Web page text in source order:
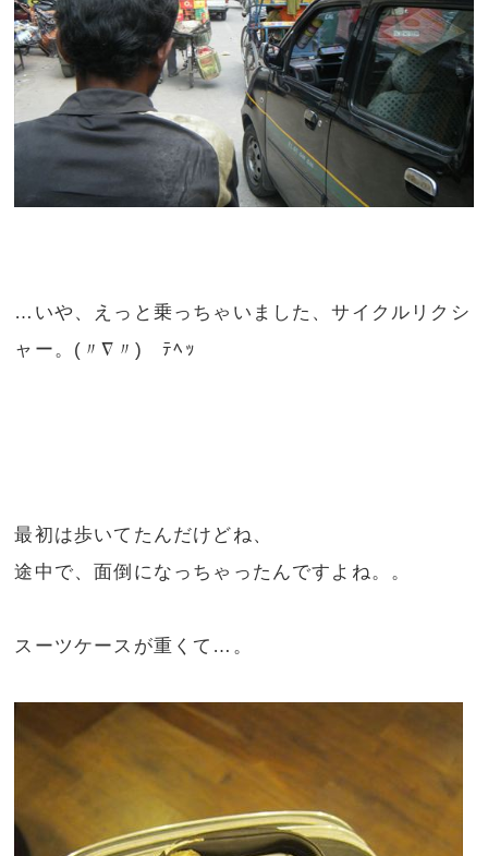
…いや、えっと乗っちゃいました、サイクルリクシ
ャー。(〃∇〃)ゞﾃﾍｯ
最初は歩いてたんだけどね、
途中で、面倒になっちゃったんですよね。。
スーツケースが重くて…。